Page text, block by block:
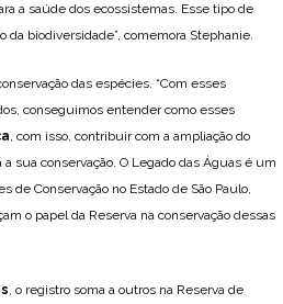
a saúde dos ecossistemas. Esse tipo de
da biodiversidade”, comemora Stephanie.
das espécies. “Com esses
conseguimos entender como esses
, com isso, contribuir com a ampliação do
sua conservação. O Legado das Águas é um
Conservação no Estado de São Paulo,
o papel da Reserva na conservação dessas
, o registro soma a outros na Reserva de